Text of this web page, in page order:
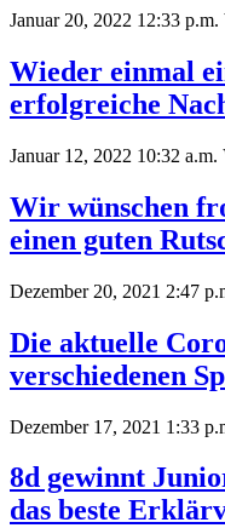
Januar 20, 2022 12:33 p.m.
Wieder einmal
erfolgreiche
Januar 12, 2022 10:32 a.m.
Wir wünschen
einen guten
Dezember 20, 2021 2:47
Die aktuelle
verschiedenen
Dezember 17, 2021 1:33
8d gewinnt
das beste